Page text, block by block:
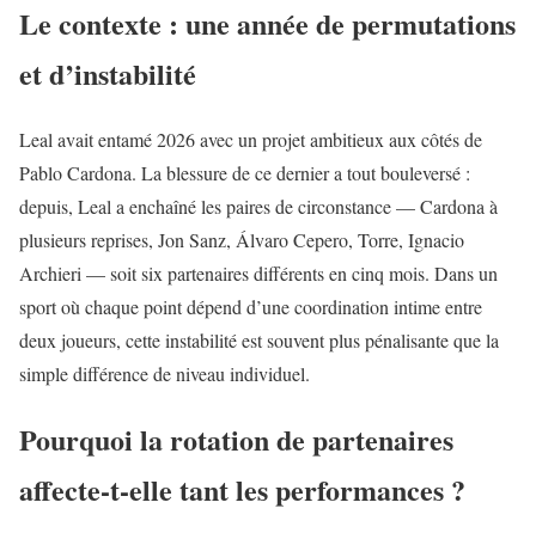
Le contexte : une année de permutations
et d’instabilité
Leal avait entamé 2026 avec un projet ambitieux aux côtés de
Pablo Cardona. La blessure de ce dernier a tout bouleversé :
depuis, Leal a enchaîné les paires de circonstance — Cardona à
plusieurs reprises, Jon Sanz, Álvaro Cepero, Torre, Ignacio
Archieri — soit six partenaires différents en cinq mois. Dans un
sport où chaque point dépend d’une coordination intime entre
deux joueurs, cette instabilité est souvent plus pénalisante que la
simple différence de niveau individuel.
Pourquoi la rotation de partenaires
affecte-t-elle tant les performances ?